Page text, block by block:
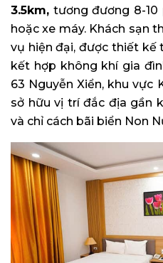
3.5km, tương đương 8-
hoặc xe máy. Khách sạn
vụ hiện đại, được thiết kế
kết hợp không khí gia
63 Nguyễn Xiển, khu vực
sở hữu vị trí đắc địa gần
và chỉ cách bãi biển Non